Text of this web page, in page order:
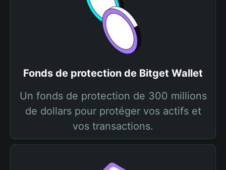
Fonds de protection de Bitget Wallet
Un fonds de protection de 300 millions
de dollars pour protéger vos actifs et
vos transactions.